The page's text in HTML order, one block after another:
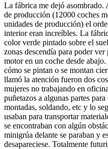
La fábrica me dejó asombrado.
de producción (12000 coches
unidades de producción) el
interior eran increíbles. La
color verde pintado sobre el
zonas descendía para poder
motor en un coche desde
cómo se pintan o se montan
llamó la atención fueron dos
mujeres no trabajando en
puñetazos a algunas partes
montadas, soldando, etc y lo
usaban para transportar
se encontraban con algún
minigrúa delante se paraban y
desapareciese. Totalmente